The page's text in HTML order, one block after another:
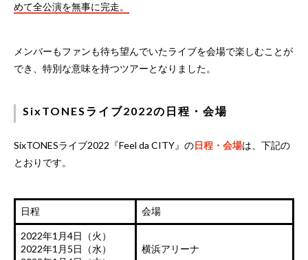
めて全公演を無事に完走。
メンバーもファンも待ち望んでいたライブを会場で楽しむことが
でき、特別な意味を持つツアーとなりました。
SixTONESライブ2022の日程・会場
SixTONESライブ2022『Feel da CITY』の日程・会場は、下記の
とおりです。
日程 会場
2022年1月4日（火）
2022年1月5日（水）
横浜アリーナ